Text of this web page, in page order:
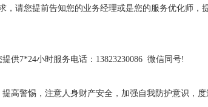
，请您提前告知您的业务经理或是您的服务优化师，
供7*24小时服务电话：13823230086 微信同号!
高警惕，注意人身财产安全，加强自我防护意识，度